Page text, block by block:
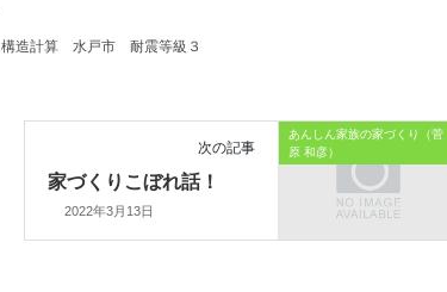
構造計算 水戸市 耐震等級３
あんしん家族の家づくり（菅
原 和彦）
次の記事
家づくりこぼれ話！
2022年3月13日